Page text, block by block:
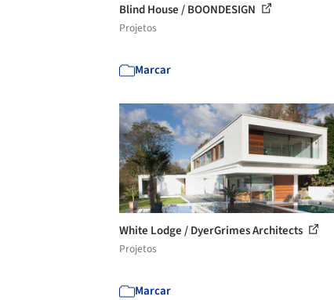
Blind House / BOONDESIGN
Projetos
Marcar
White Lodge / DyerGrimes Architects
Projetos
Marcar